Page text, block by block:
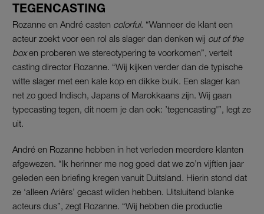
TEGENCASTING
Rozanne en André casten colorful. “Wanneer de klant een
acteur zoekt voor een rol als slager dan denken wij out of the
boxen proberen we stereotypering te voorkomen”, vertelt
casting director Rozanne. “Wij kijken verder dan de typische
witte slager met een kale kop en dikke buik. Een slager kan
net zo goed Indisch, Japans of Marokkaans zijn. Wij gaan
typecasting tegen, dit noem je dan ook: ’tegencasting'”, legt ze
uit.
André en Rozanne hebben in het verleden meerdere klanten
afgewezen. “Ik herinner me nog goed dat we zo’n vijftien jaar
geleden een briefing kregen vanuit Duitsland. Hierin stond dat
ze ‘alleen Ariërs’ gecast wilden hebben. Uitsluitend blanke
acteurs dus”, zegt Rozanne. “Wij hebben die productie